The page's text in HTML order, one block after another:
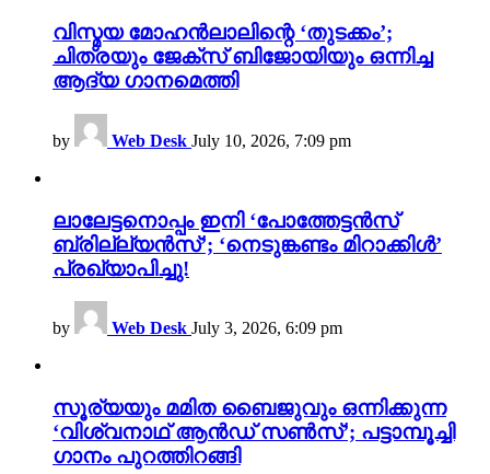
വിസ്മയ മോഹൻലാലിന്റെ ‘തുടക്കം’;
ചിത്രയും ജേക്സ് ബിജോയിയും ഒന്നിച്ച
ആദ്യ ഗാനമെത്തി
by Web Desk July 10, 2026, 7:09 pm
ലാലേട്ടനൊപ്പം ഇനി ‘പോത്തേട്ടൻസ്
ബ്രില്ല്യൻസ്’; ‘നെടുങ്കണ്ടം മിറാക്കിൾ’
പ്രഖ്യാപിച്ചു!
by Web Desk July 3, 2026, 6:09 pm
സൂര്യയും മമിത ബൈജുവും ഒന്നിക്കുന്ന
‘വിശ്വനാഥ് ആൻഡ് സൺസ്’; പട്ടാമ്പൂച്ചി
ഗാനം പുറത്തിറങ്ങി